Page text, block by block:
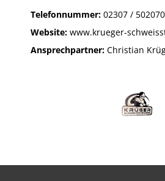
Telefonnummer: 02307 /
Website: www.krueger-
Ansprechpartner: Christian